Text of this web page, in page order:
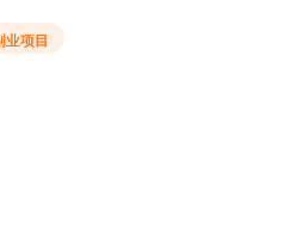
业项目